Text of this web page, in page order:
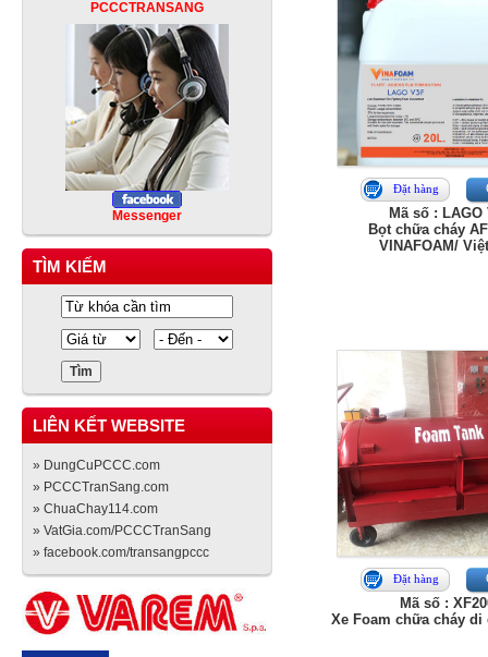
PCCCTRANSANG
Messenger
TÌM KIẾM
LIÊN KẾT WEBSITE
» DungCuPCCC.com
» PCCCTranSang.com
» ChuaChay114.com
» VatGia.com/PCCCTranSang
» facebook.com/transangpccc
Đặt hàng
Mã số : LAGO
Bọt chữa cháy
VINAFOAM/
Đặt hàng
Mã số :
Xe Foam chữa cháy di